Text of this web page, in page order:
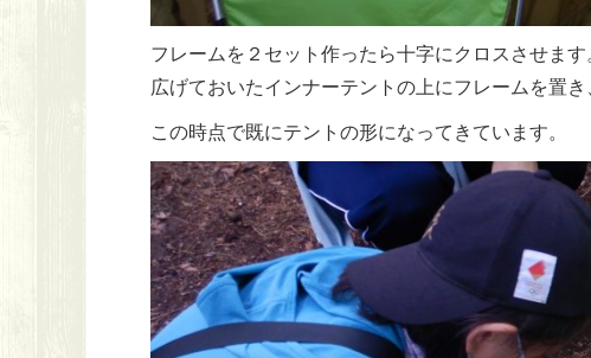
フレームを２セット作ったら十字にクロスさせます
広げておいたインナーテントの上にフレームを置
この時点で既にテントの形になってきています。